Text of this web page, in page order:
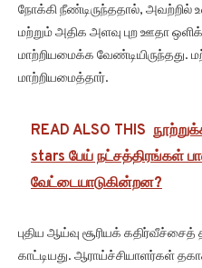
நோக்கி நீண்டிருந்ததால், அவற்றில்
மற்றும் அதிக அளவு புற ஊதா
மாற்றியமைக்க வேண்டியிருந்தது.
மாற்றியமைத்தார்.
READ ALSO THIS
stars பேய் நட்சத்திரங்கள்
வேட்டையாடுகின்றன?
புதிய ஆய்வு சூரியக்
காட்டியது. ஆராய்ச்சியாளர்கள்